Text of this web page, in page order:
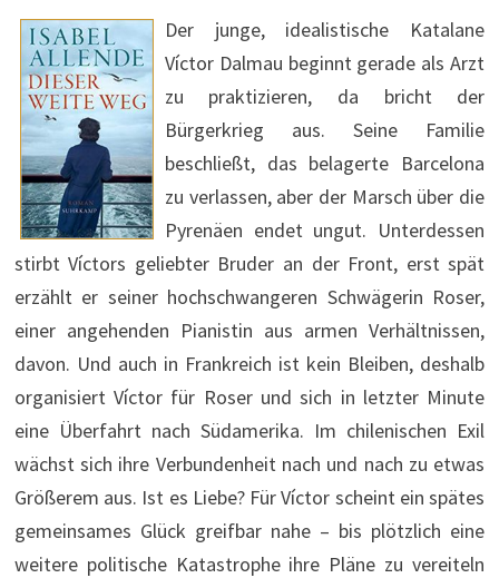
Der junge, idealistische Katalane
Víctor Dalmau beginnt gerade als Arzt
zu praktizieren, da bricht der
Bürgerkrieg aus. Seine Familie
beschließt, das belagerte Barcelona
zu verlassen, aber der Marsch über die
Pyrenäen endet ungut. Unterdessen
stirbt Víctors geliebter Bruder an der Front, erst spät
erzählt er seiner hochschwangeren Schwägerin Roser,
einer angehenden Pianistin aus armen Verhältnissen,
davon. Und auch in Frankreich ist kein Bleiben, deshalb
organisiert Víctor für Roser und sich in letzter Minute
eine Überfahrt nach Südamerika. Im chilenischen Exil
wächst sich ihre Verbundenheit nach und nach zu etwas
Größerem aus. Ist es Liebe? Für Víctor scheint ein spätes
gemeinsames Glück greifbar nahe – bis plötzlich eine
weitere politische Katastrophe ihre Pläne zu vereiteln